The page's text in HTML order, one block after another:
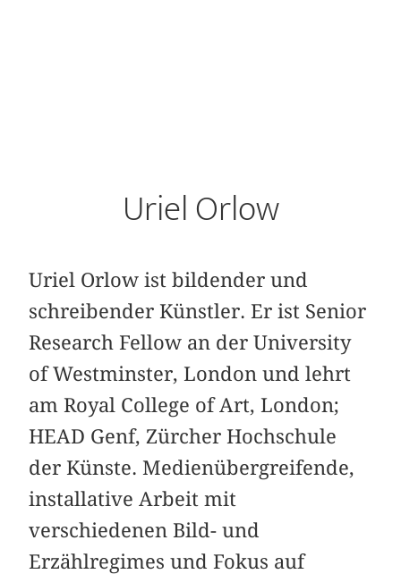
Uriel Orlow
Uriel Orlow ist bildender und
schreibender Künstler. Er ist Senior
Research Fellow an der University
of Westminster, London und lehrt
am Royal College of Art, London;
HEAD Genf, Zürcher Hochschule
der Künste. Medienübergreifende,
installative Arbeit mit
verschiedenen Bild- und
Erzählregimes und Fokus auf